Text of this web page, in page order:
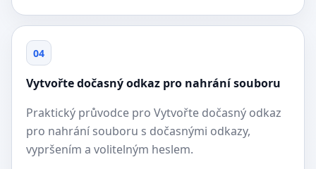
04
Vytvořte dočasný odkaz pro nahrání souboru
Praktický průvodce pro Vytvořte dočasný odkaz
pro nahrání souboru s dočasnými odkazy,
vypršením a volitelným heslem.